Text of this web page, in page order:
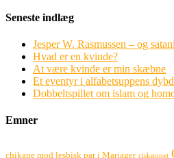
Seneste indlæg
Jesper W. Rasmussen – og
Hvad er en kvinde?
At være kvinde er min skæbne
Et eventyr i alfabetsuppens
Dobbeltspillet om islam og
Emner
chikane mod lesbisk par i Mariager ciskønnet